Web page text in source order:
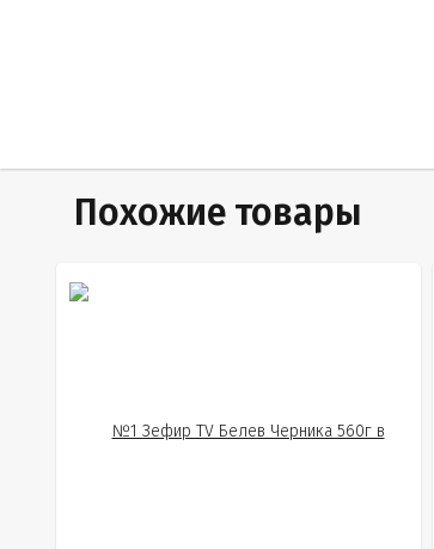
Похожие товары